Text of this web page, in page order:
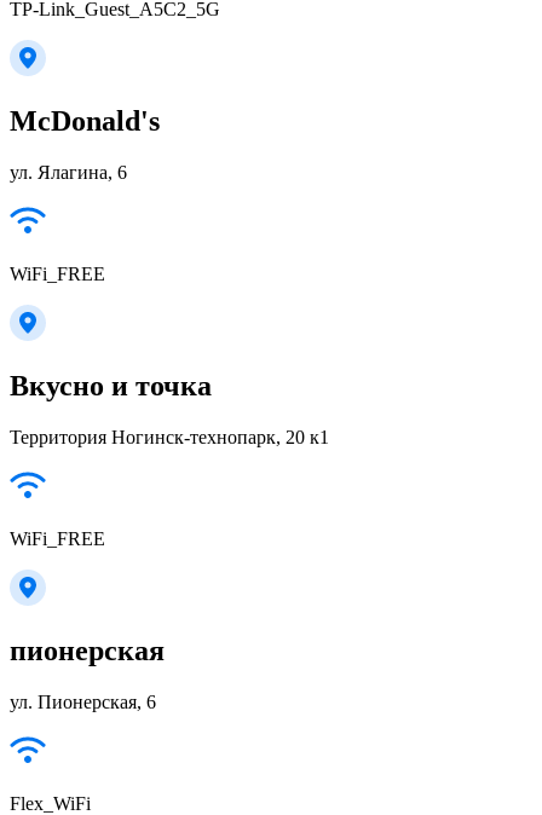
TP-Link_Guest_A5C2_5G
McDonald's
ул. Ялагина, 6
WiFi_FREE
Вкусно и точка
Территория Ногинск-технопарк, 20 к1
WiFi_FREE
пионерская
ул. Пионерская, 6
Flex_WiFi